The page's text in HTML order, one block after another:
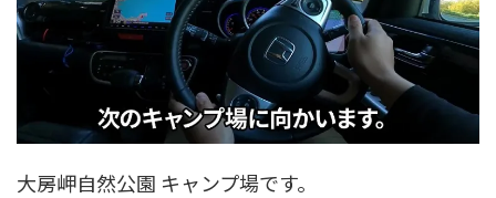
大房岬自然公園 キャンプ場です。